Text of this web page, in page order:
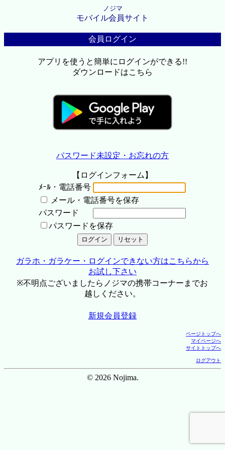
ノジマ
モバイル会員サイト
会員ログイン
アプリを使うと簡単にログインができる!!
ダウンロードはこちら
パスワード未設定・お忘れの方
【ログインフォーム】
ﾒｰﾙ・電話番号
メール・電話番号を保存
パスワード
パスワードを保存
ガラホ・ガラケー・ログインできない方はこちらから
お試し下さい
※不明点ございましたらノジマの携帯コーナーまでお
越しください。
新規会員登録
ページトップへ
マイページへ
サイトトップへ
ログアウト
© 2026 Nojima.